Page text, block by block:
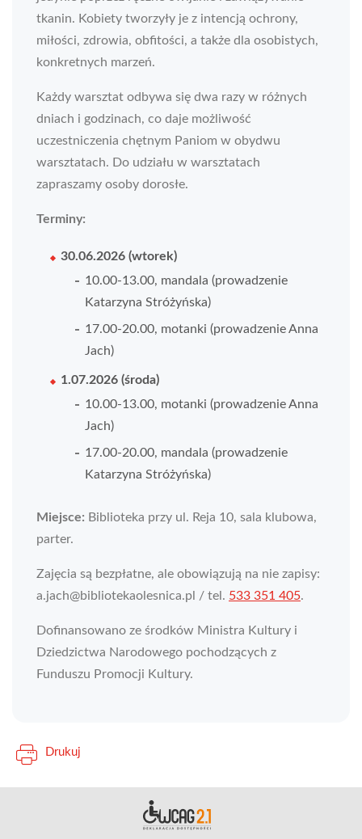
tkanin. Kobiety tworzyły je z intencją ochrony,
miłości, zdrowia, obfitości, a także dla osobistych,
konkretnych marzeń.
Każdy warsztat odbywa się dwa razy w różnych
dniach i godzinach, co daje możliwość
uczestniczenia chętnym Paniom w obydwu
warsztatach. Do udziału w warsztatach
zapraszamy osoby dorosłe.
Terminy:
30.06.2026 (wtorek)
10.00-13.00, mandala (prowadzenie
Katarzyna Stróżyńska)
17.00-20.00, motanki (prowadzenie Anna
Jach)
1.07.2026 (środa)
10.00-13.00, motanki (prowadzenie Anna
Jach)
17.00-20.00, mandala (prowadzenie
Katarzyna Stróżyńska)
Miejsce: Biblioteka przy ul. Reja 10, sala klubowa,
parter.
Zajęcia są bezpłatne, ale obowiązują na nie zapisy:
a.jach@bibliotekaolesnica.pl / tel. 533 351 405.
Dofinansowano ze środków Ministra Kultury i
Dziedzictwa Narodowego pochodzących z
Funduszu Promocji Kultury.
Drukuj